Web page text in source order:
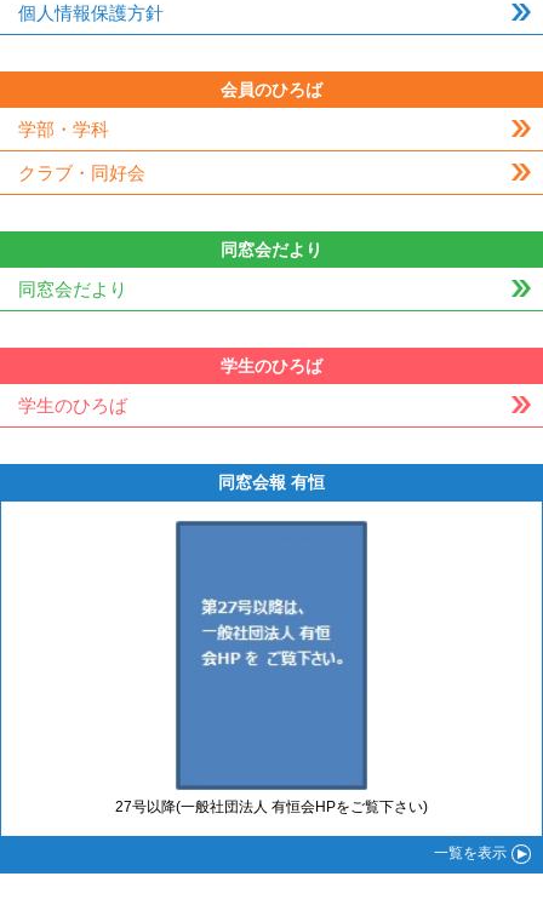
個人情報保護方針
会員のひろば
学部・学科
クラブ・同好会
同窓会だより
同窓会だより
学生のひろば
学生のひろば
同窓会報 有恒
27号以降(一般社団法人 有恒会HPをご覧下さい)
一覧を表示